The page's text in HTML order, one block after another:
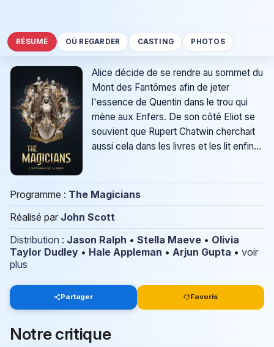
RÉSUMÉ OÙ REGARDER CASTING PHOTOS
Alice décide de se rendre au sommet du
Mont des Fantômes afin de jeter
l'essence de Quentin dans le trou qui
mène aux Enfers. De son côté Eliot se
souvient que Rupert Chatwin cherchait
aussi cela dans les livres et les lit enfin...
Programme : The Magicians
Réalisé par John Scott
Distribution : Jason Ralph • Stella Maeve • Olivia
Taylor Dudley • Hale Appleman • Arjun Gupta • voir
plus
Partager Favoris
Notre critique